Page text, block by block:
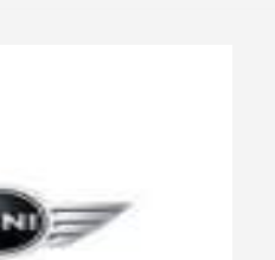
minder dan 1 minuut
shopping vouchers